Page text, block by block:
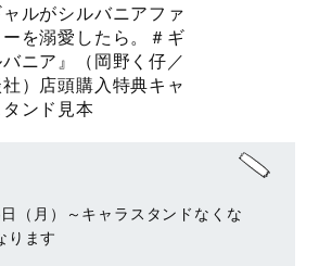
ャルがシルバニアファ
ーを溺愛したら。＃ギ
ニア』（岡野く仔／
）店頭購入特典キャ
ンド見本
（月）～キャラスタンドなくな
ります